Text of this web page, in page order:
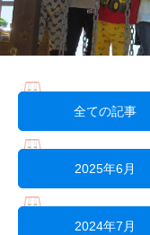
全ての記事
2025年6月
2024年7月